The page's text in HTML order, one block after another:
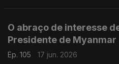
O abraço de interesse
Presidente de Myanmar
Ep. 105
17 jun. 2026